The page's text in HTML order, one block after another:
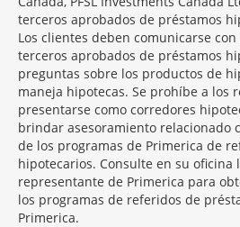
terceros aprobados de préstamos
Los clientes deben comunicarse
terceros aprobados de préstamos
preguntas sobre los productos de
maneja hipotecas. Se prohíbe a los
presentarse como corredores
brindar asesoramiento relacionado
de los programas de Primerica de
hipotecarios. Consulte en su oficina
representante de Primerica para
los programas de referidos de
Primerica.